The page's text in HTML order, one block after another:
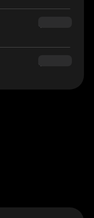
$160.00
$180.00